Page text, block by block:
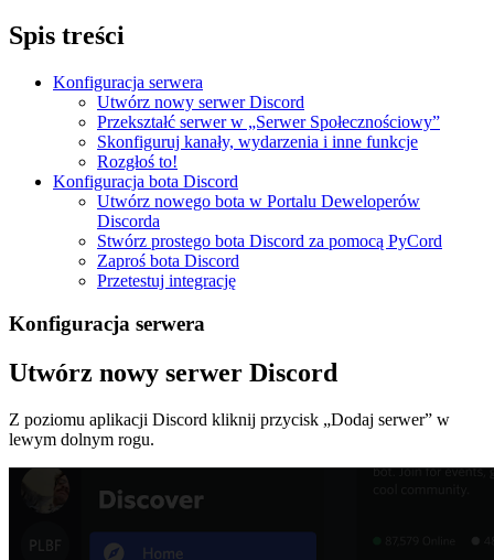
Spis treści
Konfiguracja serwera
Utwórz nowy serwer Discord
Przekształć serwer w „Serwer Społecznościowy”
Skonfiguruj kanały, wydarzenia i inne funkcje
Rozgłoś to!
Konfiguracja bota Discord
Utwórz nowego bota w Portalu Deweloperów
Discorda
Stwórz prostego bota Discord za pomocą PyCord
Zaproś bota Discord
Przetestuj integrację
Konfiguracja serwera
Utwórz nowy serwer Discord
Z poziomu aplikacji Discord kliknij przycisk „Dodaj serwer” w
lewym dolnym rogu.